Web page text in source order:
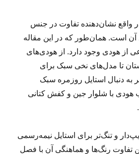
واقع نشان‌دهنده تفاوت در جنس
آن است. همان‌طور که در این مقاله
از هودی وجود دارد. از هودی‌های
تا مدل‌های نخی سبک برای
به دنبال استایل روزمره سبک
هودی با شلوار جین و کفش کتانی
و تنگ‌تر برای استایل نیمه‌رسمی
تفاوت رنگ‌ها و هماهنگی آن با فصل